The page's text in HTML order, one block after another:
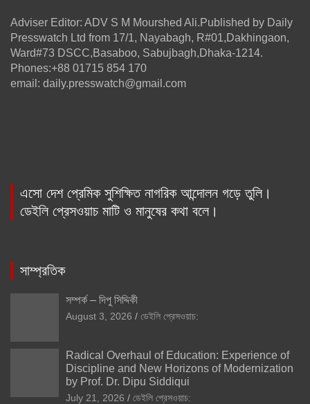
Adviser Editor: ADV S M Mourshed Ali.Published by Daily
Presswatch Ltd from 17/1, Nayabagh, R#01,Dakhingaon,
Ward#73 DSCC,Basaboo, Sabujbagh,Dhaka-1214.
Phones:+88 01715 854 170
email: daily.presswatch@gmail.com
এসো দেশ প্রেমিক সুশিক্ষিত নাগরিক আন্দোলন গড়ে তুলি।
ডেইলি প্রেসওয়াচ মাটি ও মানুষের কথা বলে।
সাম্প্রতিক
সম্পর্ক – দিপু সিদ্দিকী
August 3, 2026 ডেইলি প্রেসওয়াচ:
Radical Overhaul of Education: Experience of
Discipline and New Horizons of Modernization
by Prof. Dr. Dipu Siddiqui
July 21, 2026 ডেইলি প্রেসওয়াচ: